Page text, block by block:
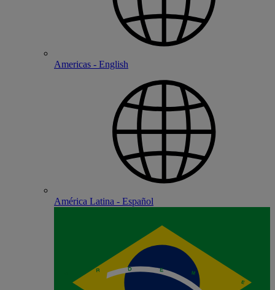
Americas - English
América Latina - Español